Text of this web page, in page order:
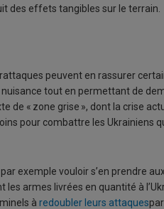
des effets tangibles sur le terrain.
peuvent en rassurer
tout en permettant de
de « zone grise », dont la crise
pour combattre les Ukrainiens
exemple vouloir s’en prendre
armes livrées en quantité à
à redoubler leurs attaques